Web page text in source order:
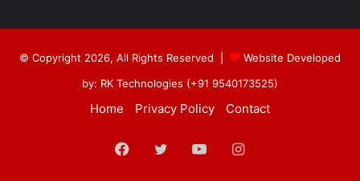
© Copyright 2026, All Rights Reserved |
Website Developed
by: RK Technologies (+91 9540173525)
Home Privacy Policy Contact
Facebook
TwitterYouTubeInstagram